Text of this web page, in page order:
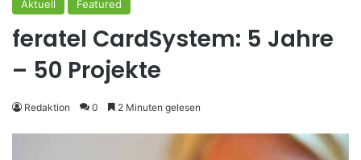
Aktuell Featured
feratel CardSystem: 5 Jahre
– 50 Projekte
Redaktion 0 2 Minuten gelesen